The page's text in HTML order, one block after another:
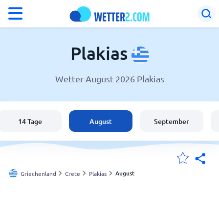
Wetter in Plakias
Schweiz
Deutschland
Plakias
Wetter August 2026 Plakias
14 Tage August September
Griechenland Crete Plakias August